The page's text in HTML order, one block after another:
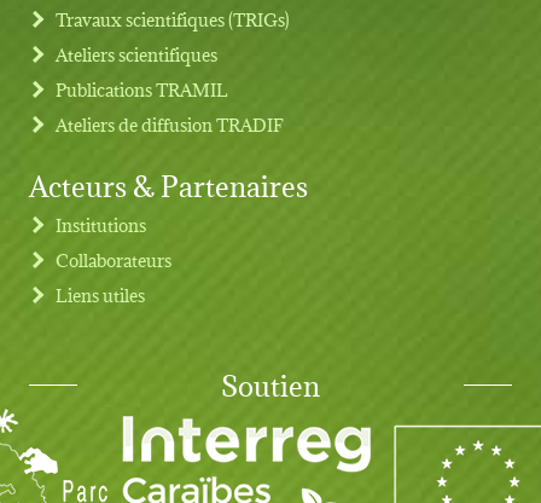
Travaux scientifiques (TRIGs)
Ateliers scientifiques
Publications TRAMIL
Ateliers de diffusion TRADIF
Acteurs & Partenaires
Institutions
Collaborateurs
Liens utiles
Soutien